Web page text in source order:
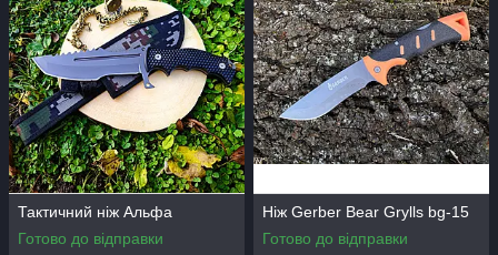
Тактичний ніж Альфа
Готово до відправки
Ніж Gerber Bear Grylls bg-15
Готово до відправки